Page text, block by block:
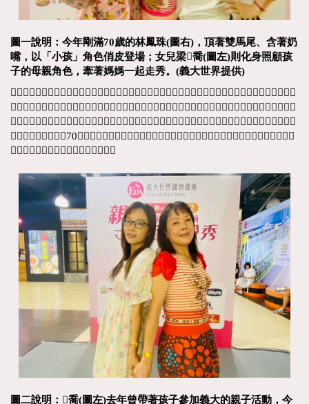
圖一說明：今年剛滿70歲的林鳳珠(圖右)，頂著雙馬尾、含著奶
嘴，以「小孩」角色俏皮登場；女兒梁𦭳喬(圖左)則化身照顧孩
子的母親角色，牽著媽媽一起走秀。(義大世界提供)
𦭳喬去年曾帶著孩子參加義大的親子活動，今年媽媽邁入人生另一個新開始階段，又滑到官網活動親子走
秀資訊，靈機一動，冒出「想牽媽媽一起上台」的念頭。她覺得，一般為人子女過節、慶生，甚至平時陪
伴父母，大多仍停留在吃飯、送禮、包孝親費或全家旅遊等方式，因此希望自己一閃而過的想法，不單是
送給媽媽今生難忘的70歲祝賀，更能觸發更多人開始思考，陪伴其實不一定要很盛大，而是願不願意花
心思，為父母留下不一樣的人生畫面。
圖二說明： 𦭳喬(圖左)去年曾帶著孩子參加義大的親子活動，今